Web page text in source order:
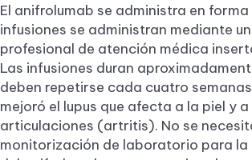
El anifrolumab se administra en forma
infusiones se administran mediante
profesional de atención médica
Las infusiones duran
deben repetirse cada cuatro
mejoró el lupus que afecta a la piel y a
articulaciones (artritis). No se
monitorización de laboratorio para